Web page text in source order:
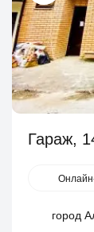
Гараж,
город